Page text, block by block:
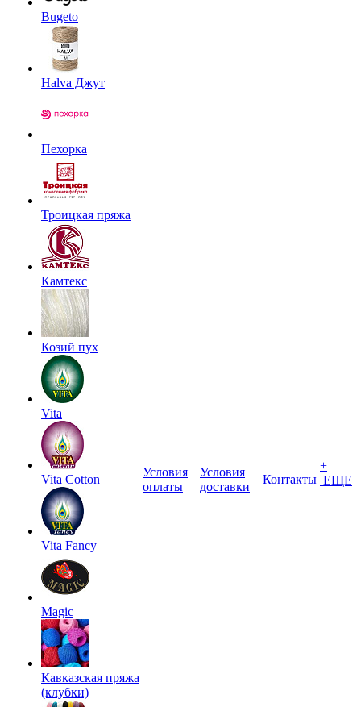
Bugeto
Halva Джут
Пехорка
Троицкая пряжа
Камтекс
Козий пух
Vita
Vita Cotton
Vita Fancy
Magic
Кавказская пряжа
(клубки)
Условия
оплаты
Условия
доставки
Контакты
+
ЕЩЕ